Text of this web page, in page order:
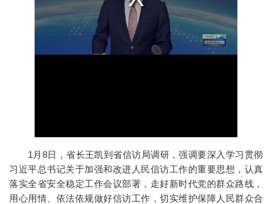
1月8日，省长王凯到省信访局调研，强调要深入学习贯彻
习近平总书记关于加强和改进人民信访工作的重要思想，认真
落实全省安全稳定工作会议部署，走好新时代党的群众路线，
用心用情、依法依规做好信访工作，切实维护保障人民群众合